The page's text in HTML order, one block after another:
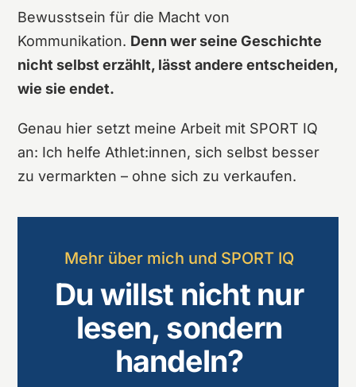
Bewusstsein für die Macht von
Kommunikation. Denn wer seine Geschichte
nicht selbst erzählt, lässt andere entscheiden,
wie sie endet.
Genau hier setzt meine Arbeit mit SPORT IQ
an: Ich helfe Athlet:innen, sich selbst besser
zu vermarkten – ohne sich zu verkaufen.
Mehr über mich und SPORT IQ
Du willst nicht nur
lesen, sondern
handeln?